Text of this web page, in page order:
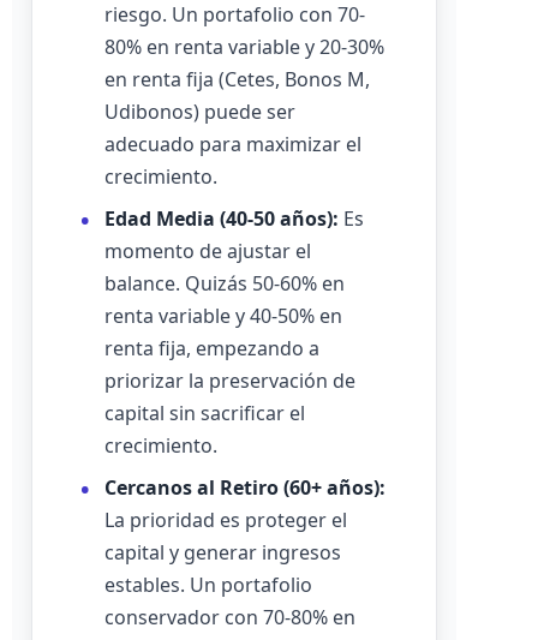
riesgo. Un portafolio con 70-
80% en renta variable y 20-30%
en renta fija (Cetes, Bonos M,
Udibonos) puede ser
adecuado para maximizar el
crecimiento.
Edad Media (40-50 años): Es
momento de ajustar el
balance. Quizás 50-60% en
renta variable y 40-50% en
renta fija, empezando a
priorizar la preservación de
capital sin sacrificar el
crecimiento.
Cercanos al Retiro (60+ años):
La prioridad es proteger el
capital y generar ingresos
estables. Un portafolio
conservador con 70-80% en